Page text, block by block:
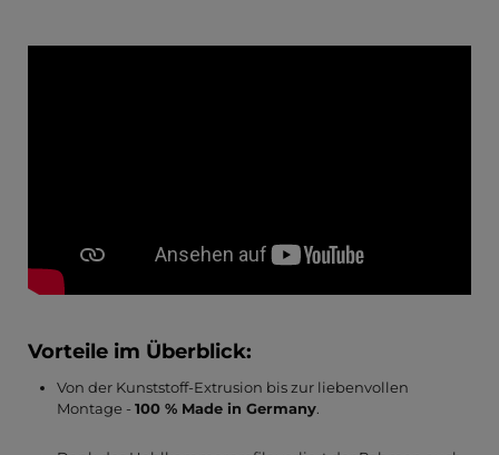
Vorteile im Überblick:
Von der Kunststoff-Extrusion bis zur liebenvollen
Montage - 100 % Made in Germany.